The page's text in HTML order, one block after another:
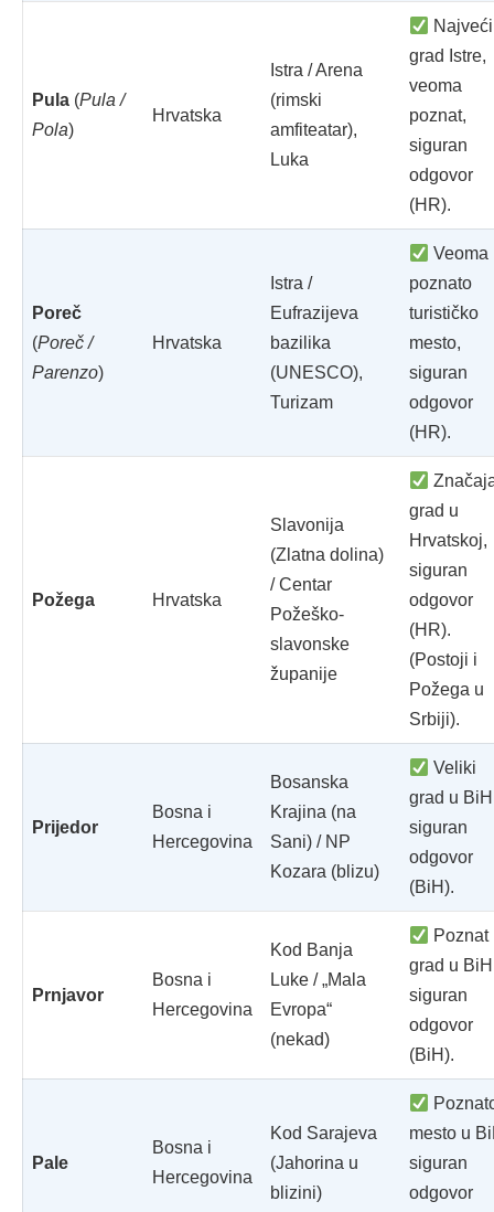
Pula (Pula /
Pola)
Hrvatska
Istra / Arena
(rimski
amfiteatar),
Luka
Najveći
grad Istre,
veoma
poznat,
siguran
odgovor
(HR).
Poreč
(Poreč /
Parenzo)
Hrvatska
Istra /
Eufrazijeva
bazilika
(UNESCO),
Turizam
Veoma
poznato
turističko
mesto,
siguran
odgovor
(HR).
Požega Hrvatska
Slavonija
(Zlatna dolina)
/ Centar
Požeško-
slavonske
županije
grad u
Hrvatskoj,
siguran
odgovor
(HR).
(Postoji i
Požega u
Srbiji).
Prijedor
Bosna i
Hercegovina
Bosanska
Krajina (na
Sani) / NP
Kozara (blizu)
Veliki
grad u
siguran
odgovor
(BiH).
Prnjavor
Bosna i
Hercegovina
Kod Banja
Luke / „Mala
Evropa“
(nekad)
Poznat
grad u
siguran
odgovor
(BiH).
Pale
Bosna i
Hercegovina
Kod Sarajeva
(Jahorina u
blizini)
mesto u
siguran
odgovor